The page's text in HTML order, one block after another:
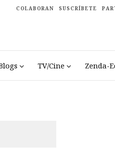
COLABORAN SUSCRÍBETE
TV/Cine Zenda-